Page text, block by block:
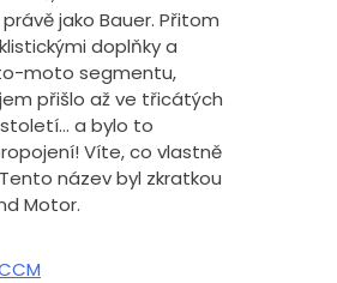
jako Bauer. Přitom
doplňky a
moto segmentu,
přišlo až ve třicátých
a bylo to
Víte, co vlastně
název byl zkratkou
Motor.